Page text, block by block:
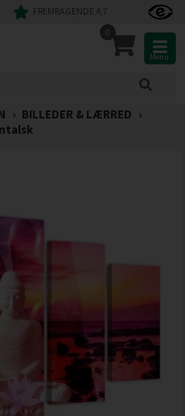
FREMRAGENDE 4,7
0
Menu
› BILLEDER & LÆRRED ›